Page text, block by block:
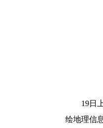
19日
绘地理信